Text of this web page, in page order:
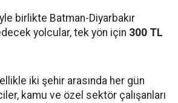
birlikte Batman-Diyarbakır
yolcular, tek yön için 300 TL
iki şehir arasında her gün
kamu ve özel sektör çalışanları